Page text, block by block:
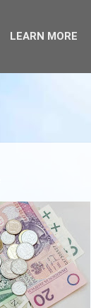
LEARN MORE